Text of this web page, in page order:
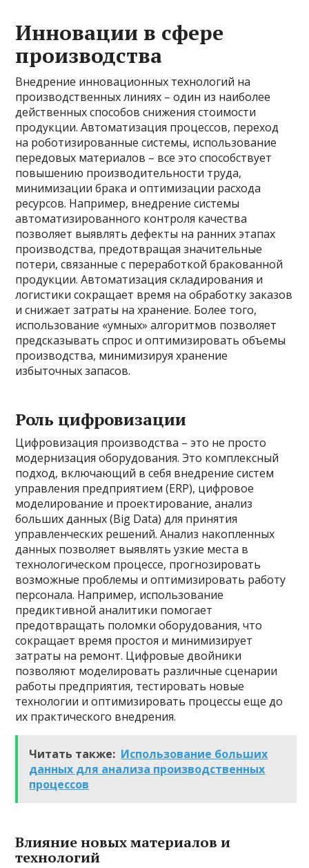
Инновации в сфере
производства
Внедрение инновационных технологий на
производственных линиях – один из наиболее
действенных способов снижения стоимости
продукции. Автоматизация процессов, переход
на роботизированные системы, использование
передовых материалов – все это способствует
повышению производительности труда,
минимизации брака и оптимизации расхода
ресурсов. Например, внедрение системы
автоматизированного контроля качества
позволяет выявлять дефекты на ранних этапах
производства, предотвращая значительные
потери, связанные с переработкой бракованной
продукции. Автоматизация складирования и
логистики сокращает время на обработку заказов
и снижает затраты на хранение. Более того,
использование «умных» алгоритмов позволяет
предсказывать спрос и оптимизировать объемы
производства, минимизируя хранение
избыточных запасов.
Роль цифровизации
Цифровизация производства – это не просто
модернизация оборудования. Это комплексный
подход, включающий в себя внедрение систем
управления предприятием (ERP), цифровое
моделирование и проектирование, анализ
больших данных (Big Data) для принятия
управленческих решений. Анализ накопленных
данных позволяет выявлять узкие места в
технологическом процессе, прогнозировать
возможные проблемы и оптимизировать работу
персонала. Например, использование
предиктивной аналитики помогает
предотвращать поломки оборудования, что
сокращает время простоя и минимизирует
затраты на ремонт. Цифровые двойники
позволяют моделировать различные сценарии
работы предприятия, тестировать новые
технологии и оптимизировать процессы еще до
их практического внедрения.
Читать также: Использование больших
данных для анализа производственных
процессов
Влияние новых материалов и
технологий